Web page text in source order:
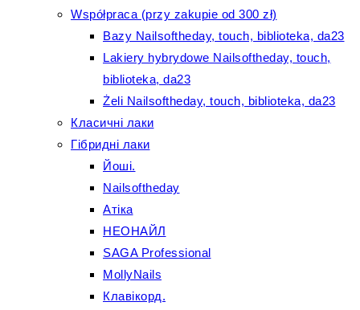
Współpraca (przy zakupie od 300 zł)
Bazy Nailsoftheday, touch, biblioteka, da23
Lakiery hybrydowe Nailsoftheday, touch,
biblioteka, da23
Żeli Nailsoftheday, touch, biblioteka, da23
Класичні лаки
Гібридні лаки
Йоші.
Nailsoftheday
Атіка
НЕОНАЙЛ
SAGA Professional
MollyNails
Клавікорд.